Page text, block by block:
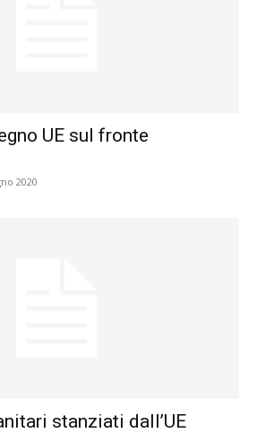
UE sul fronte
2020
stanziati dall’UE